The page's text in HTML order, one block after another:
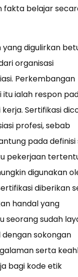
fakta belajar
digulirkan
organisasi
Perkembangan
ialah respon
Sertifikasi
profesi, sebab
pada definisi
pekerjaan
digunakan
diberikan
handal yang
seorang sudah
sokongan
serta
bagi kode etik